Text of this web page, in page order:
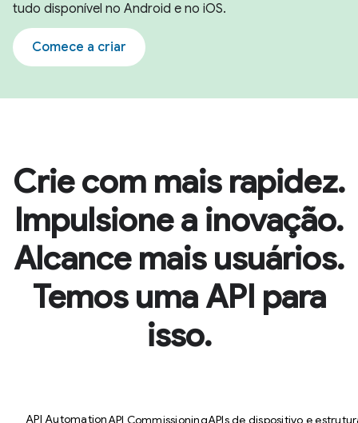
tudo disponível no Android e no iOS.
Comece a criar
Crie com mais rapidez.
Impulsione a inovação.
Alcance mais usuários.
Temos uma API para
isso.